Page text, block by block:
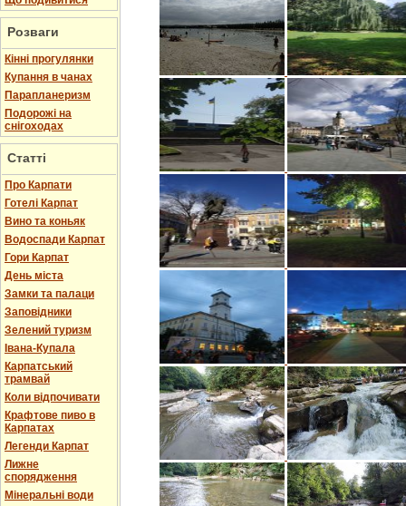
Розваги
Кінні прогулянки
Купання в чанах
Парапланеризм
Подорожі на
снігоходах
Статті
Про Карпати
Готелі Карпат
Вино та коньяк
Водоспади Карпат
Гори Карпат
День міста
Замки та палаци
Заповідники
Зелений туризм
Івана-Купала
Карпатський
трамвай
Коли відпочивати
Крафтове пиво в
Карпатах
Легенди Карпат
Лижне
спорядження
Мінеральні води